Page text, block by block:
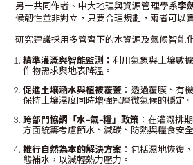
另一共同作者、中大地理與資源管理學系李
候韌性並非對立，只要合理規劃，兩者可以
研究建議採用多管齊下的水資源及氣候智能
精準灌溉與智能監測：利用氣象與土壤數
作物需求與地表降溫。
促進土壤涵水與植被覆蓋 ：透過覆膜、有
保持土壤濕度同時增強冠層微氣候的穩定。
跨部門協調「水–氣–糧」政策 ：在灌溉排
方面統籌考慮節水、減碳、防熱與糧食安全
推行自然為本的解決方案 ：包括濕地恢復
態補水，以減輕熱力壓力。